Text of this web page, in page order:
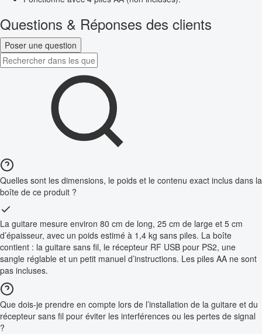
Questions & Réponses des clients
Poser une question
Quelles sont les dimensions, le poids et le contenu exact inclus dans la
boîte de ce produit ?
La guitare mesure environ 80 cm de long, 25 cm de large et 5 cm
d’épaisseur, avec un poids estimé à 1,4 kg sans piles. La boîte
contient : la guitare sans fil, le récepteur RF USB pour PS2, une
sangle réglable et un petit manuel d’instructions. Les piles AA ne sont
pas incluses.
Que dois-je prendre en compte lors de l’installation de la guitare et du
récepteur sans fil pour éviter les interférences ou les pertes de signal
?